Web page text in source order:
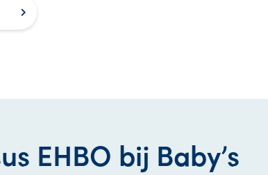
EHBO bij Baby’s